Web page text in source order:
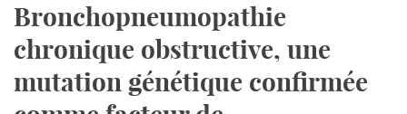
Bronchopneumopathie
chronique obstructive, une
mutation génétique confirmée